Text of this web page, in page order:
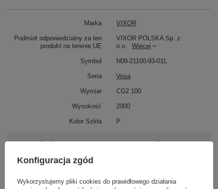
Marka VIXOR
Podmiot odpowiedzialny za ten
produkt na terenie UE
VIXOR POLSKA Sp. z
o.o.
Więcej
Symbol N09-21100-93-01L
Seria Vesa
Wymiar CG2 100
Wysokość 2000
Kolor Szkła P
Potrzebujesz pomocy? Masz pytania?
Zadaj pytanie a my odpowiemy niezwłocznie,
najciekawsze pytania i odpowiedzi publikując
Konfiguracja zgód
Wykorzystujemy pliki cookies do prawidłowego działania